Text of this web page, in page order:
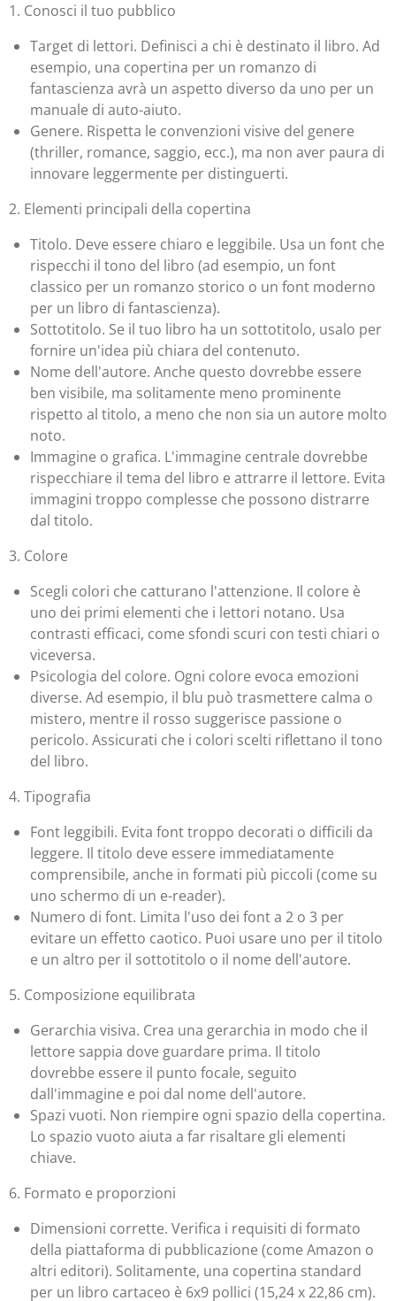
1. Conosci il tuo pubblico
Target di lettori. Definisci a chi è destinato il libro. Ad
esempio, una copertina per un romanzo di
fantascienza avrà un aspetto diverso da uno per un
manuale di auto-aiuto.
Genere. Rispetta le convenzioni visive del genere
(thriller, romance, saggio, ecc.), ma non aver paura di
innovare leggermente per distinguerti.
2. Elementi principali della copertina
Titolo. Deve essere chiaro e leggibile. Usa un font che
rispecchi il tono del libro (ad esempio, un font
classico per un romanzo storico o un font moderno
per un libro di fantascienza).
Sottotitolo. Se il tuo libro ha un sottotitolo, usalo per
fornire un'idea più chiara del contenuto.
Nome dell'autore. Anche questo dovrebbe essere
ben visibile, ma solitamente meno prominente
rispetto al titolo, a meno che non sia un autore molto
noto.
Immagine o grafica. L'immagine centrale dovrebbe
rispecchiare il tema del libro e attrarre il lettore. Evita
immagini troppo complesse che possono distrarre
dal titolo.
3. Colore
Scegli colori che catturano l'attenzione. Il colore è
uno dei primi elementi che i lettori notano. Usa
contrasti efficaci, come sfondi scuri con testi chiari o
viceversa.
Psicologia del colore. Ogni colore evoca emozioni
diverse. Ad esempio, il blu può trasmettere calma o
mistero, mentre il rosso suggerisce passione o
pericolo. Assicurati che i colori scelti riflettano il tono
del libro.
4. Tipografia
Font leggibili. Evita font troppo decorati o difficili da
leggere. Il titolo deve essere immediatamente
comprensibile, anche in formati più piccoli (come su
uno schermo di un e-reader).
Numero di font. Limita l'uso dei font a 2 o 3 per
evitare un effetto caotico. Puoi usare uno per il titolo
e un altro per il sottotitolo o il nome dell'autore.
5. Composizione equilibrata
Gerarchia visiva. Crea una gerarchia in modo che il
lettore sappia dove guardare prima. Il titolo
dovrebbe essere il punto focale, seguito
dall'immagine e poi dal nome dell'autore.
Spazi vuoti. Non riempire ogni spazio della copertina.
Lo spazio vuoto aiuta a far risaltare gli elementi
chiave.
6. Formato e proporzioni
Dimensioni corrette. Verifica i requisiti di formato
della piattaforma di pubblicazione (come Amazon o
altri editori). Solitamente, una copertina standard
per un libro cartaceo è 6x9 pollici (15,24 x 22,86 cm).